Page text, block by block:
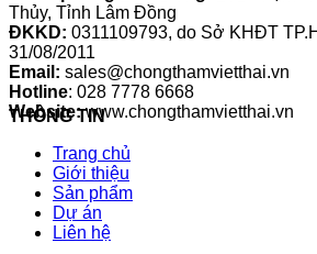
Thủy, Tỉnh Lâm Đồng
ĐKKD: 0311109793, do Sở KHĐT
31/08/2011
Email: sales@chongthamvietthai.vn
Hotline: 028 7778 6668
Website:www.chongthamvietthai.vn
THÔNG TIN
Trang chủ
Giới thiệu
Sản phẩm
Dự án
Liên hệ